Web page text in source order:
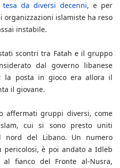
tesa da diversi decenni, e per
organizzazioni islamiste ha reso
instabile.
scontri tra Fatah e il gruppo
dal governo libanese
la posta in gioco era allora il
il giovane.
affermati gruppi diversi, come
cui si sono presto uniti
nord del Libano. Un numero
è poi andato a Idleb
fianco del Fronte al-Nusra,